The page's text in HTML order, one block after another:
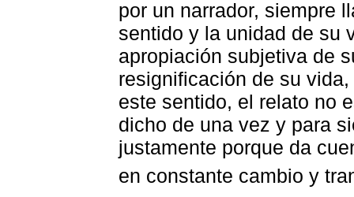
por un narrador, siempre
sentido y la unidad de su
apropiación subjetiva de
resignificación de su
este sentido, el relato no
dicho de una vez y para
justamente porque da
en constante cambio y